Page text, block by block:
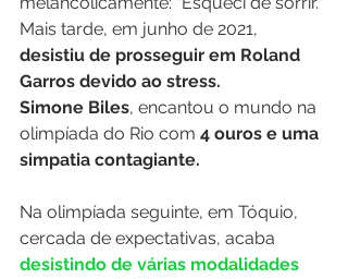
Mais tarde, em junho de 2021,
desistiu de prosseguir em Roland
Garros devido ao stress.
Simone Biles, encantou o mundo na
olimpíada do Rio com 4 ouros e uma
simpatia contagiante.
Na olimpíada seguinte, em Tóquio,
cercada de expectativas, acaba
desistindo de várias modalidades